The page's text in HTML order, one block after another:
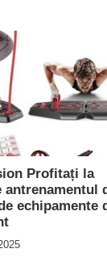
Profitați la
antrenamentul
echipamente